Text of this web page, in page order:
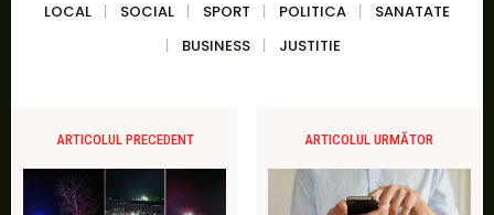
LOCAL SOCIAL SPORT POLITICA
SANATATE
BUSINESS
JUSTITIE
ARTICOLUL PRECEDENT ARTICOLUL URMĂTOR